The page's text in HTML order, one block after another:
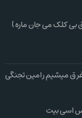
بی کلک می جان ماره )
غرق میشیم رامین تجنگی
اسی بیت